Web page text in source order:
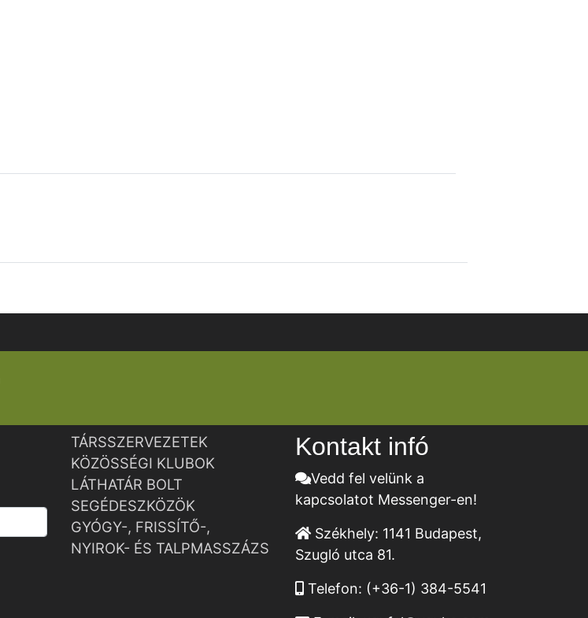
TÁRSSZERVEZETEK
KÖZÖSSÉGI KLUBOK
LÁTHATÁR BOLT
SEGÉDESZKÖZÖK
GYÓGY-, FRISSÍTŐ-,
NYIROK- ÉS TALPMASSZÁZS
Kontakt infó
Vedd fel velünk a
kapcsolatot Messenger-en!
Székhely: 1141 Budapest,
Szugló utca 81.
Telefon: (+36-1) 384-5541